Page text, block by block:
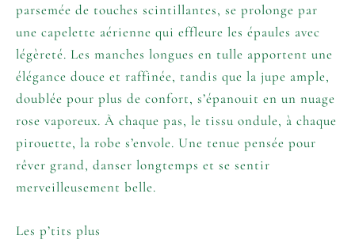
parsemée de touches scintillantes, se prolonge par
une capelette aérienne qui effleure les épaules avec
légèreté. Les manches longues en tulle apportent une
élégance douce et raffinée, tandis que la jupe ample,
doublée pour plus de confort, s’épanouit en un nuage
rose vaporeux. À chaque pas, le tissu ondule, à chaque
pirouette, la robe s’envole. Une tenue pensée pour
rêver grand, danser longtemps et se sentir
merveilleusement belle.
Les p’tits plus